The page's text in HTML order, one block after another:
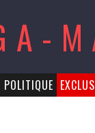
POLITIQUE